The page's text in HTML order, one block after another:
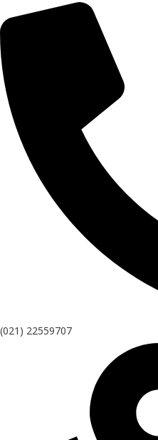
(021) 22559707